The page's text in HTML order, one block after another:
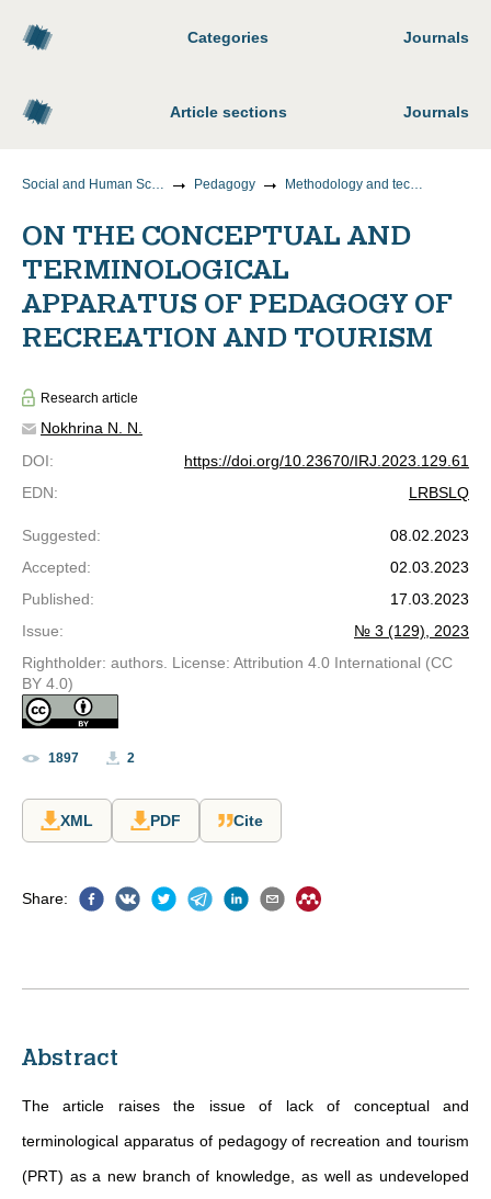
Categories Journals
Article sections Journals
Social and Human Sciences Pedagogy Methodology and technology of vocational education
ON THE CONCEPTUAL AND
TERMINOLOGICAL
APPARATUS OF PEDAGOGY OF
RECREATION AND TOURISM
Research article
Nokhrina N. N.
DOI:
https://doi.org/10.23670/IRJ.2023.129.61
EDN: LRBSLQ
Suggested:
08.02.2023
Accepted:
02.03.2023
Published:
17.03.2023
Issue:
№ 3 (129), 2023
Rightholder: authors. License: Attribution 4.0 International (CC
BY 4.0)
1897 2
XML PDF Cite
Share:
Abstract
The article raises the issue of lack of conceptual and
terminological apparatus of pedagogy of recreation and tourism
(PRT) as a new branch of knowledge, as well as undeveloped